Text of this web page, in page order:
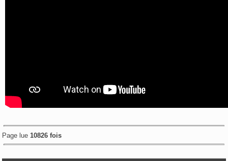
Page lue 10826 fois